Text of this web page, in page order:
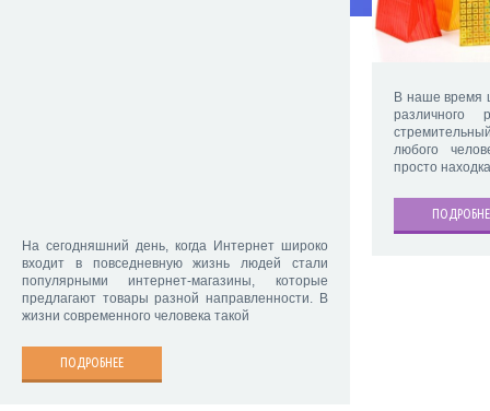
На сегодняшний день, когда Интернет широко
входит в повседневную жизнь людей стали
популярными интернет-магазины, которые
предлагают товары разной направленности. В
жизни современного человека такой
ПОДРОБНЕЕ
В наше время
различного
любого
просто